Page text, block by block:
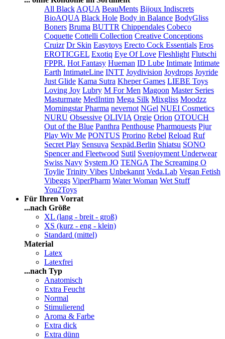
All Black AQUA BeauMents Bijoux Indiscrets
BioAQUA Black Hole Body in Balance BodyGliss
Boners Bruma BUTTR Chippendales Cobeco
Coquette Cottelli Collection Creative Conceptions
Cruizr Dr Skin Easytoys Erecto Cock Essentials Eros
EROTICGEL Exotiq Eye Of Love Fleshlight Flutschi
FPPR. Hot Fantasy Hueman ID Lube Intimate Intimate
Earth IntimateLine INTT Joydivision Joydrops Joyride
Just Glide Kama Sutra Kheper Games LIEBE Toys
Loving Joy Lubry M For Men Magoon Master Series
Masturmate MedIntim Mega Silk Mixgliss Moodzz
Morningstar Pharma nevernot NGel NUEI Cosmetics
NURU Obsessive OLIVIA Orgie Orion OTOUCH
Out of the Blue Panthra Penthouse Pharmquests Pjur
Play Wiv Me PONTUS Prorino Rebel Reload Ruf
Secret Play Sensuva Sexpäd.Berlin Shiatsu SONO
Spencer and Fleetwood Sutil Svenjoyment Underwear
Swiss Navy System JO TENGA The Screaming O
Toylie Trinity Vibes Unbekannt Veda.Lab Vegan Fetish
Vibeggs ViperPharm Water Woman Wet Stuff
You2Toys
Für Ihren Vorrat
...nach Größe
XL (lang - breit - groß)
XS (kurz - eng - klein)
Standard (mittel)
Material
Latex
Latexfrei
...nach Typ
Anatomisch
Extra Feucht
Normal
Stimulierend
Aroma & Farbe
Extra dick
Extra dünn